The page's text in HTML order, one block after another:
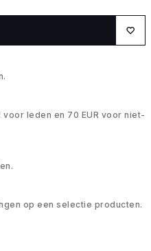
leden en 70 EUR voor niet-
op een selectie producten.